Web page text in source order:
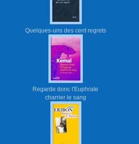
Quelques-uns des cent regrets
Regarde donc l'Euphrate
charrier le sang